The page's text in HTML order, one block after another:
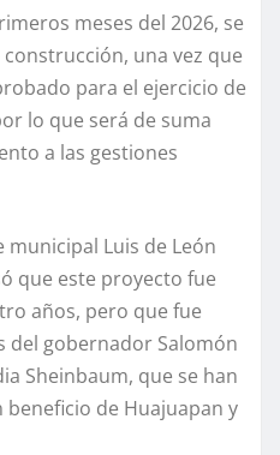
meses del 2026, se
una vez que
para el ejercicio de
lo que será de suma
a las gestiones
Luis de León
que este proyecto fue
años, pero que fue
del gobernador Salomón
Sheinbaum, que se han
de Huajuapan y